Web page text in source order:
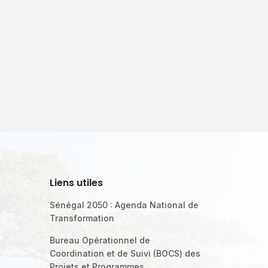
Liens utiles
Sénégal 2050 : Agenda National de
Transformation
Bureau Opérationnel de
Coordination et de Suivi (BOCS) des